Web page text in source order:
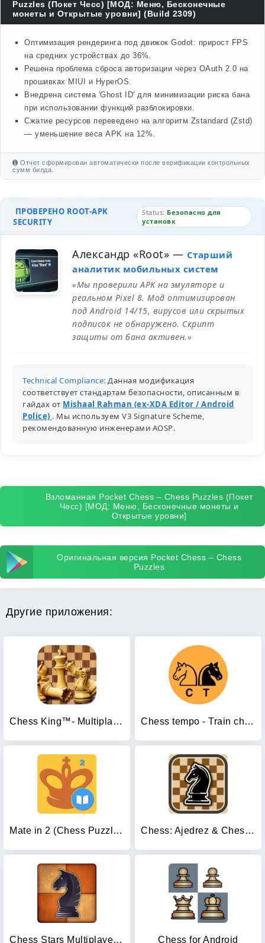
Puzzles (Покет Чесс) [МОД: Меню, Бесконечные
монеты и Открытые уровни] (Build 2309)
Оптимизация рендеринга под движок Godot: прирост FPS
на средних устройствах до 36%.
Решена проблема сброса авторизации через OAuth 2.0 на
прошивках MIUI и HyperOS.
Внедрена система 'Ghost ID' для минимизации риска бана
при использовании функций разблокировки.
Сжатие ресурсов переведено на алгоритм Zstandard (Zstd)
— уменьшение веса APK на 12%.
Отчет сформирован автоматически после верификации контрольных
сумм билда.
ПРОВЕРЕНО ROOT-APK
SECURITY
Status: Безопасно для
установк
Александр «Root» — Старший
аналитик мобильных систем
«Мы проверили APK на эмуляторе и
реальном Pixel 8. Мод оптимизирован
под Android 14/15, вирусов или скрытых
подписок не обнаружено. Скрипт
защиты от бана активен.»
Technical Compliance: Данная модификация
соответствует стандартам безопасности, описанным в
гайдах от Mishaal Rahman (ex-XDA Editor / Android
Police) . Мы используем V3 Signature Scheme,
рекомендованную инженерами AOSP.
Взломанная Pocket Chess – Chess Puzzles (Покет
Чесс) [МОД: Меню, Бесконечные монеты и
Открытые уровни]
Оригинальная версия Pocket Chess – Chess
Puzzles
Другие приложения:
Chess King™- Multiplayer Chess Chess tempo - Train chess tact
Mate in 2 (Chess Puzzles) Chess: Ajedrez & Chess online
Chess Stars Multiplayer Online Chess for Android